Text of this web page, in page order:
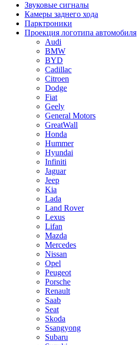
Звуковые сигналы
Камеры заднего хода
Парктроники
Проекция логотипа автомобиля
Audi
BMW
BYD
Cadillac
Citroen
Dodge
Fiat
Geely
General Motors
GreatWall
Honda
Hummer
Hyundai
Infiniti
Jaguar
Jeep
Kia
Lada
Land Rover
Lexus
Lifan
Mazda
Mercedes
Nissan
Opel
Peugeot
Porsche
Renault
Saab
Seat
Skoda
Ssangyong
Subaru